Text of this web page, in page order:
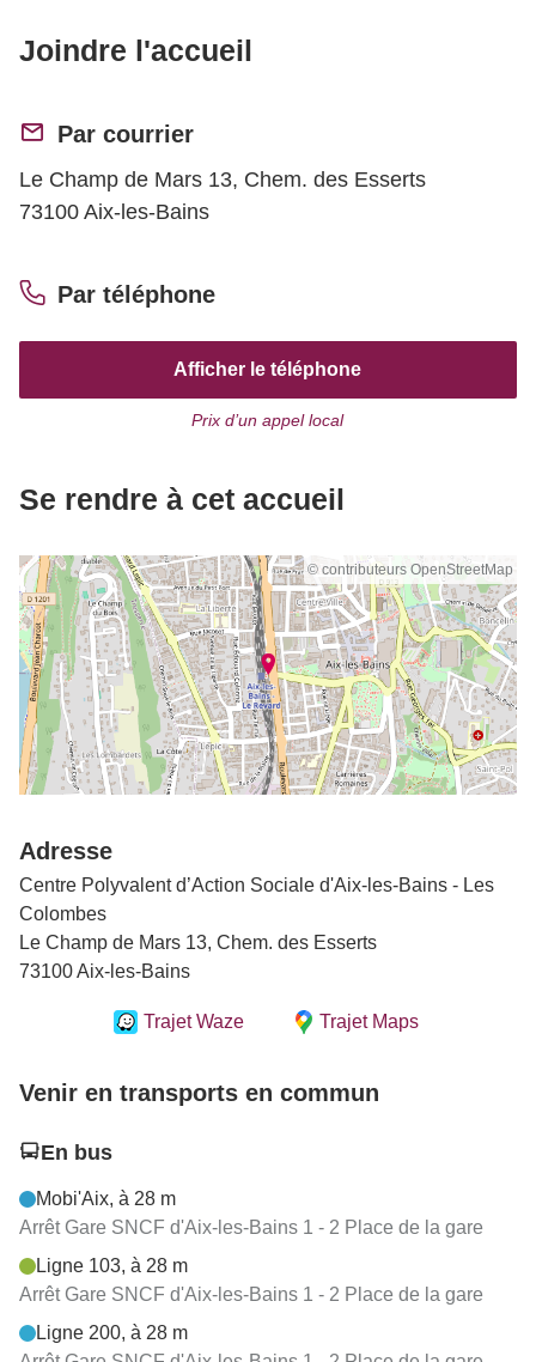
Joindre l'accueil
Par courrier
Le Champ de Mars 13, Chem. des Esserts
73100 Aix-les-Bains
Par téléphone
Afficher le téléphone
Prix d’un appel local
Se rendre à cet accueil
© contributeurs OpenStreetMap
Adresse
Centre Polyvalent d’Action Sociale d'Aix-les-Bains - Les
Colombes
Le Champ de Mars 13, Chem. des Esserts
73100 Aix-les-Bains
Trajet Waze Trajet Maps
Venir en transports en commun
En bus
Mobi'Aix, à 28 m
Arrêt Gare SNCF d'Aix-les-Bains 1 - 2 Place de la gare
Ligne 103, à 28 m
Arrêt Gare SNCF d'Aix-les-Bains 1 - 2 Place de la gare
Ligne 200, à 28 m